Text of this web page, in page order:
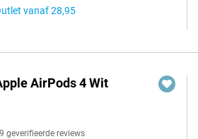
vanaf28,95
AirPods 4 Wit
geverifieerde reviews